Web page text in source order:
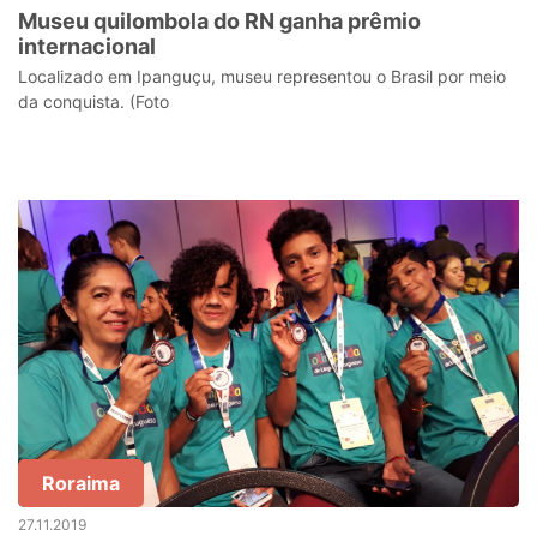
Museu quilombola do RN ganha prêmio
internacional
Localizado em Ipanguçu, museu representou o Brasil por meio
da conquista. (Foto
Roraima
27.11.2019